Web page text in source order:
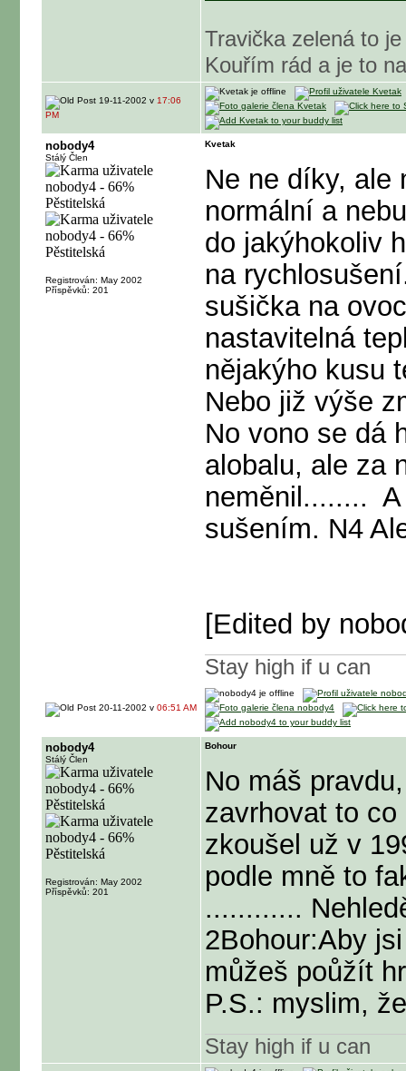
Travička zelená to
Kouřím rád a je to
19-11-2002 v 17:06
PM
nobody4
Stálý Člen
Registrován: May 2002
Příspěvků: 201
Kvetak
Ne ne díky, ale
normální a
do jakýhokoliv
na
sušička na
nastavitelná
nějakýho kusu
Nebo již výše
No vono se dá
alobalu, ale za
neměnil........
sušením. N4
[Edited by
Stay high if u can
20-11-2002 v 06:51 AM
nobody4
Stálý Člen
Registrován: May 2002
Příspěvků: 201
Bohour
No máš
zavrhovat to
zkoušel už v
podle mně to
............
2Bohour:Aby
můžeš poůžít
P.S.: myslim,
Stay high if u can